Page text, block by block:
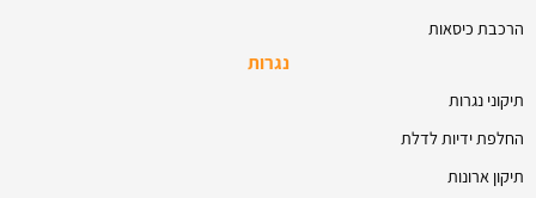
הרכבת כיסאות
נגרות
תיקוני נגרות
החלפת ידיות לדלת
תיקון ארונות